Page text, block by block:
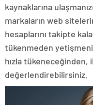
kaynaklarına
markaların web
hesaplarını takipte
tükenmeden
hızla tükeneceğinden,
değerlendirebilirsiniz.